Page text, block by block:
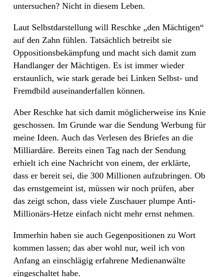
untersuchen? Nicht in diesem Leben.
Laut Selbstdarstellung will Reschke „den Mächtigen“
auf den Zahn fühlen. Tatsächlich betreibt sie
Oppositionsbekämpfung und macht sich damit zum
Handlanger der Mächtigen. Es ist immer wieder
erstaunlich, wie stark gerade bei Linken Selbst- und
Fremdbild auseinanderfallen können.
Aber Reschke hat sich damit möglicherweise ins Knie
geschossen. Im Grunde war die Sendung Werbung für
meine Ideen. Auch das Verlesen des Briefes an die
Milliardäre. Bereits einen Tag nach der Sendung
erhielt ich eine Nachricht von einem, der erklärte,
dass er bereit sei, die 300 Millionen aufzubringen. Ob
das ernstgemeint ist, müssen wir noch prüfen, aber
das zeigt schon, dass viele Zuschauer plumpe Anti-
Millionärs-Hetze einfach nicht mehr ernst nehmen.
Immerhin haben sie auch Gegenpositionen zu Wort
kommen lassen; das aber wohl nur, weil ich von
Anfang an einschlägig erfahrene Medienanwälte
eingeschaltet habe.